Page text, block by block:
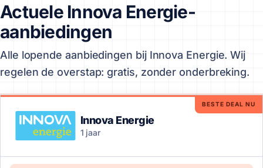
Actuele Innova Energie-
aanbiedingen
Alle lopende aanbiedingen bij Innova Energie. Wij
regelen de overstap: gratis, zonder onderbreking.
BESTE DEAL NU
Innova Energie
1 jaar